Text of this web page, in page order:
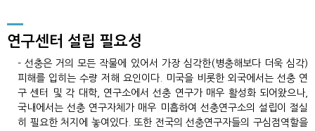
연구센터 설립 필요성
- 선충은 거의 모든 작물에 있어서 가장 심각한(병충해보다 더욱 심각)
피해를 입히는 수량 저해 요인이다. 미국을 비롯한 외국에서는 선충 연
구 센터 및 각 대학, 연구소에서 선충 연구가 매우 활성화 되어왔으나,
국내에서는 선충 연구자체가 매우 미흡하여 선충연구소의 설립이 절실
히 필요한 처지에 놓여있다. 또한 전국의 선충연구자들의 구심점역할을